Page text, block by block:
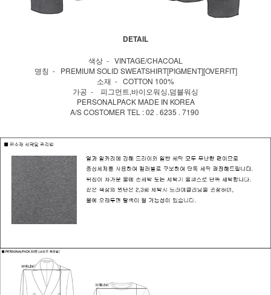
DETAIL
색상 - VINTAGE/CHACOAL
명칭 - PREMIUM SOLID SWEATSHIRT[PIGMENT][OVERFIT]
소재 - COTTON 100%
가공 - 피그먼트,바이오워싱,덤블워싱
PERSONALPACK MADE IN KOREA
A/S COSTOMER TEL : 02 . 6235 . 7190